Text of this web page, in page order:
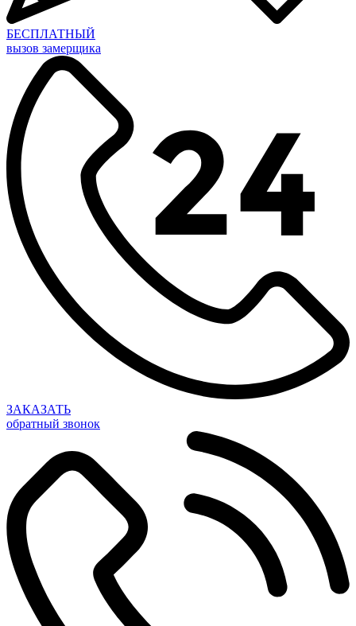
БЕСПЛАТНЫЙ
вызов замерщика
ЗАКАЗАТЬ
обратный звонок